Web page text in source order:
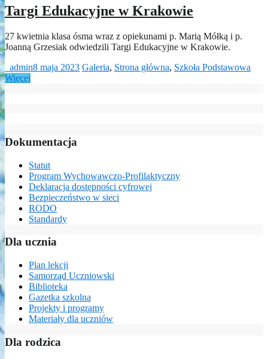
Targi Edukacyjne w Krakowie
27 kwietnia klasa ósma wraz z opiekunami p. Marią Mółką i p.
Joanną Grzesiak odwiedzili Targi Edukacyjne w Krakowie.
_admin8 maja 2023 Galeria, Strona główna, Szkoła Podstawowa
Więcej
Dokumentacja
Statut
Program Wychowawczo-Profilaktyczny
Deklaracja dostępności cyfrowej
Bezpieczeństwo w sieci
RODO
Standardy
Dla ucznia
Plan lekcji
Samorząd Uczniowski
Biblioteka
Gazetka szkolna
Projekty i programy
Materiały dla uczniów
Dla rodzica